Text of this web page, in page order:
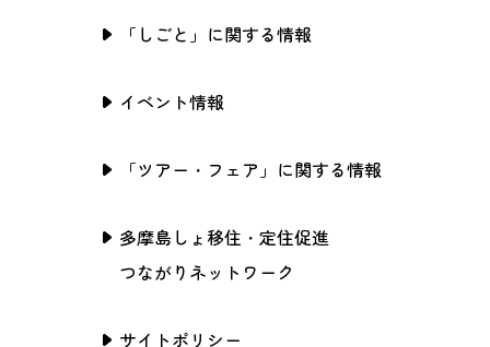
「しごと」に関する情報
イベント情報
「ツアー・フェア」に関する情報
多摩島しょ移住・定住促進
つながりネットワーク
サイトポリシー